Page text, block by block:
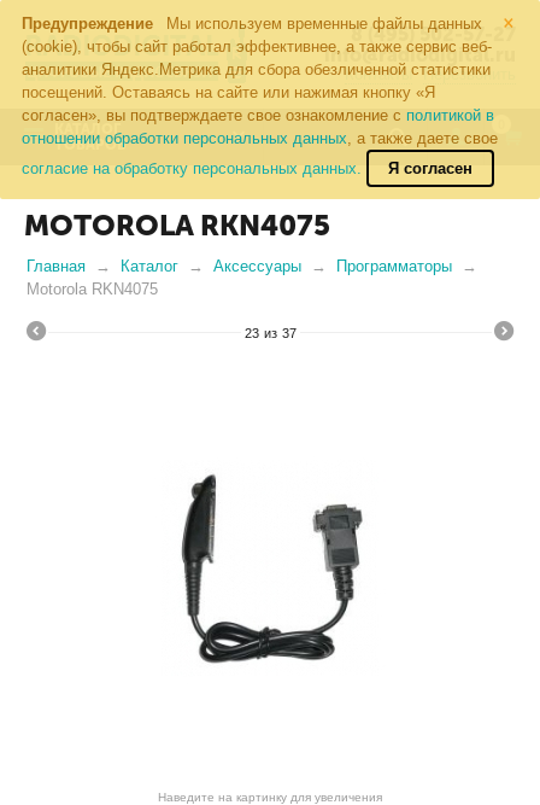
×
Предупреждение
Мы используем временные файлы данных
(cookie), чтобы сайт работал эффективнее, а также сервис веб-
аналитики Яндекс.Метрика для сбора обезличенной статистики
посещений. Оставаясь на сайте или нажимая кнопку «Я
согласен», вы подтверждаете свое ознакомление с политикой в
отношении обработки персональных данных, а также даете свое
согласие на обработку персональных данных.
Я согласен
8 (495) 502-57-27
info@radiodigital.ru
Контакты Перезвонить
КАТАЛОГ
ТОВАРОВ
MOTOROLA RKN4075
Главная Каталог Аксессуары
Программаторы
Motorola RKN4075
23 из 37
Наведите на картинку для увеличения